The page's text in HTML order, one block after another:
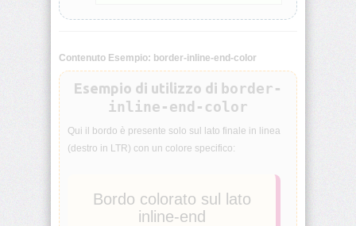
animation-
duration
animation-
fill-
mode
animation-
iteration-
count
animation-
name
Contenuto Esempio: border-inline-end-color
Esempio di utilizzo di border-
inline-end-color
Qui il bordo è presente solo sul lato finale in linea
(destro in LTR) con un colore specifico:
Bordo colorato sul lato
inline-end